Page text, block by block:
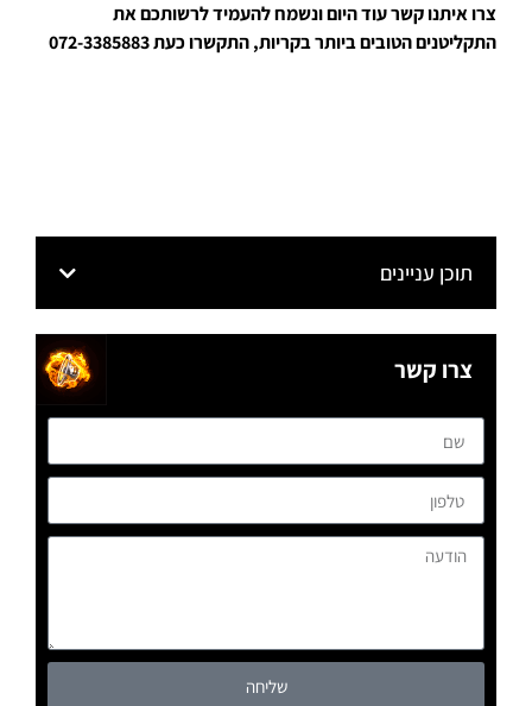
צרו איתנו קשר עוד היום ונשמח להעמיד לרשותכם את
התקליטנים הטובים ביותר בקריות, התקשרו כעת 072-3385883
תוכן עניינים
צרו קשר
שליחה